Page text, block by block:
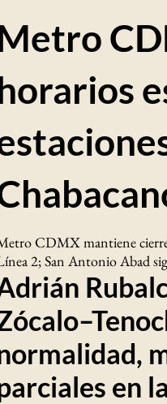
CDMX mantiene
2; San Antonio Abad
en